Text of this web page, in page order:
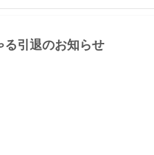
る引退のお知らせ